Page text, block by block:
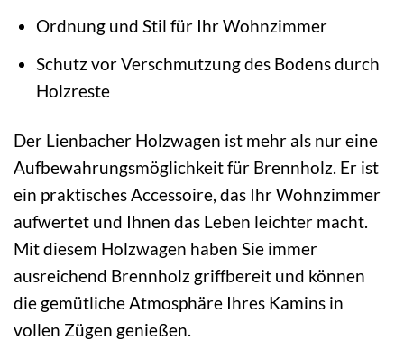
Ordnung und Stil für Ihr Wohnzimmer
Schutz vor Verschmutzung des Bodens durch
Holzreste
Der Lienbacher Holzwagen ist mehr als nur eine
Aufbewahrungsmöglichkeit für Brennholz. Er ist
ein praktisches Accessoire, das Ihr Wohnzimmer
aufwertet und Ihnen das Leben leichter macht.
Mit diesem Holzwagen haben Sie immer
ausreichend Brennholz griffbereit und können
die gemütliche Atmosphäre Ihres Kamins in
vollen Zügen genießen.